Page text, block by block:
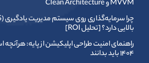
MVVM و Clean Architecture
بالایی دارد؟ [تحلیل ROI]
راهنمای امنیت طراحی اپلیکیشن از پایه: هرآنچه
۱۴۰۴ باید بدانند